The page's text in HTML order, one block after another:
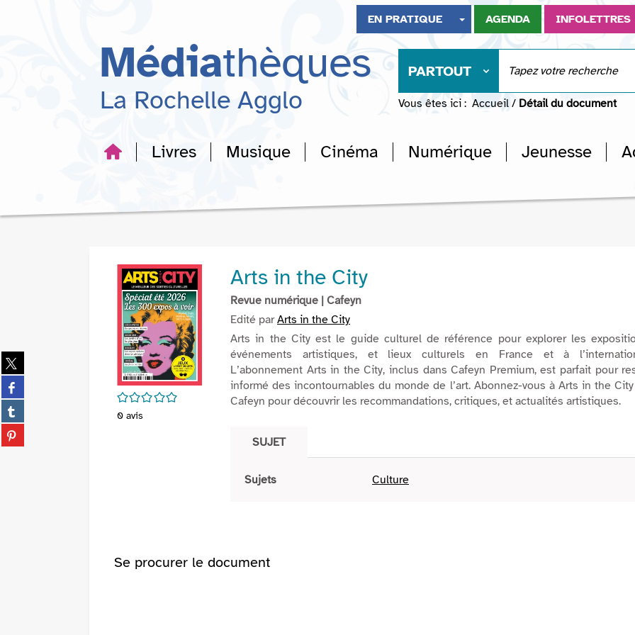
recherche
EN PRATIQUE AGENDA INFOLETTRES
Médiathèques
La Rochelle Agglo
PARTOUT
Vous êtes ici : Accueil / Détail du document
Livres Musique Cinéma Numérique Jeunesse
Partager
sur
twitter
(Nouvelle
fenêtre)
Partager
sur
facebook
(Nouvelle
fenêtre)
Partager
sur
tumblr
Partager
sur
/5
0 avis
Arts in the City
Revue numérique | Cafeyn
Edité parArts in the City
Arts in the City est le guide culturel de référence pour explorer les
événements artistiques, et lieux culturels en France et à
L’abonnement Arts in the City, inclus dans Cafeyn Premium, est parfait pour
informé des incontournables du monde de l’art. Abonnez-vous à Arts in the
Cafeyn pour découvrir les recommandations, critiques, et actualités artistiques.
SUJET
Sujets Culture
Se procurer le document